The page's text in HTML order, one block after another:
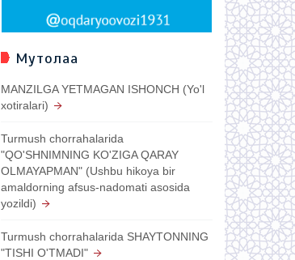
Мутолаа
MANZILGA YETMAGAN ISHONCH (Yo'l
xotiralari)
Turmush chorrahalarida
"QO'SHNIMNING KO'ZIGA QARAY
OLMAYAPMAN" (Ushbu hikoya bir
amaldorning afsus-nadomati asosida
yozildi)
Turmush chorrahalarida SHAYTONNING
"TISHI O'TMADI"